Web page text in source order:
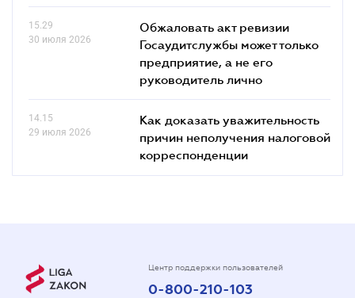
15.29
30 июля 2026
Обжаловать акт ревизии
Госаудитслужбы может только
предприятие, а не его
руководитель лично
14.15
29 июля 2026
Как доказать уважительность
причин неполучения налоговой
корреспонденции
Центр поддержки пользователей
0-800-210-103